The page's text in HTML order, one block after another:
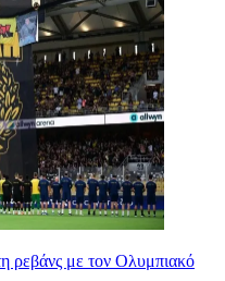
ρεβάνς με τον Ολυμπιακό